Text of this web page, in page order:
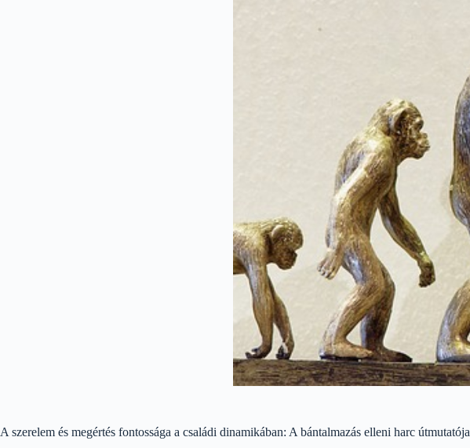
A szerelem és megértés fontossága a családi dinamikában: A bántalmazás elleni harc útmutatója